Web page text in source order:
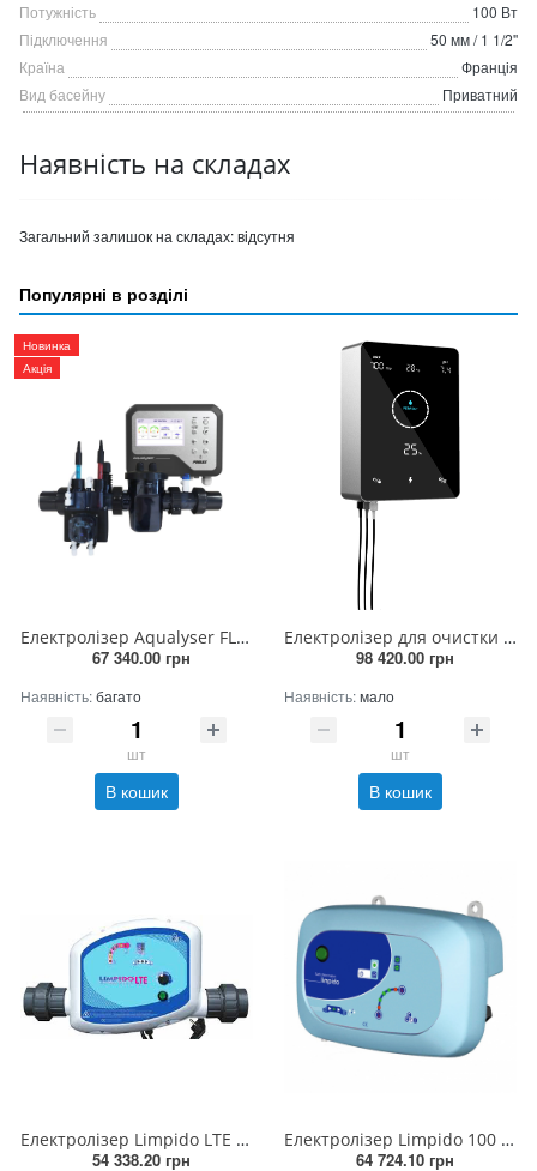
Потужність
100 Вт
Підключення
50 мм / 1 1/2''
Країна
Франція
Вид басейну
Приватний
Наявність на складах
Загальний залишок на складах:відсутня
Популярні в розділі
Новинка
Акція
Електролізер Aqualyser FLEX 80 м³, 20 г/год, Wi-Fi, pH/Redox
67 340.00 грн
Наявність:багато
шт
В кошик
Електролізер для очистки води в басейні з інвертором MPS22 Premium
98 420.00 грн
Наявність:мало
шт
В кошик
Електролізер Limpido LTE (100Вт, 230В, до 80м³)
54 338.20 грн
Електролізер Limpido 100 (100Вт, 230В, до 100м³)
64 724.10 грн